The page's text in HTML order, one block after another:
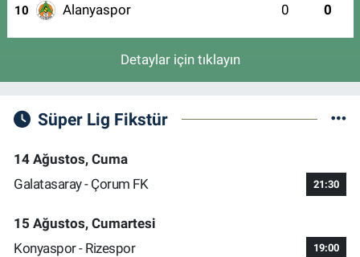
10 Alanyaspor 0 0
Detaylar için tıklayın
Süper Lig Fikstür
14 Ağustos, Cuma
Galatasaray - Çorum FK
21:30
15 Ağustos, Cumartesi
Konyaspor - Rizespor
19:00